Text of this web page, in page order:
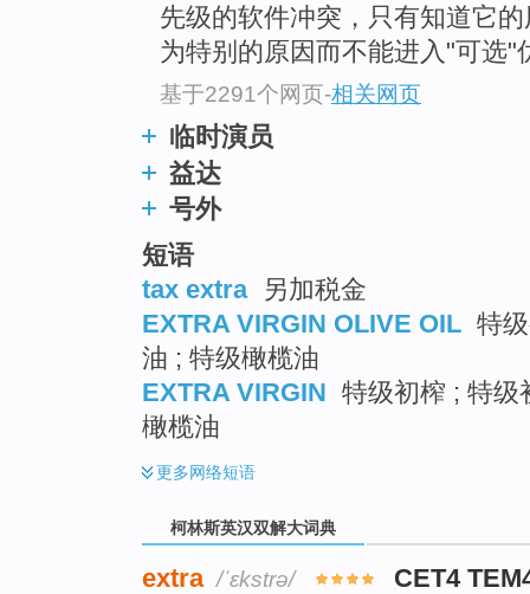
先级的软件冲突，只有知道它
为特别的原因而不能进入"可选"
基于2291个网页-相关网页
临时演员
益达
号外
短语
tax extra
另加税金
EXTRA VIRGIN OLIVE OIL 特
油 ; 特级橄榄油
EXTRA VIRGIN 特级初榨 ; 特级
橄榄油
更多网络短语
柯林斯英汉双解大词典
extra /ˈɛkstrə/ CET4